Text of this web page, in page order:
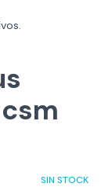
SIN STOCK